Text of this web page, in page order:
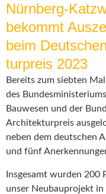
Nürnberg-
bekommt
beim
tur­preis 2023
Bereits zum siebten
des
Bauwesen und der
Archi­tek­tur­preis
neben dem deutschen
und fünf
Insgesamt wurden
unser Neubau­projekt